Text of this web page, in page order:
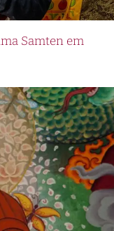
Samten em